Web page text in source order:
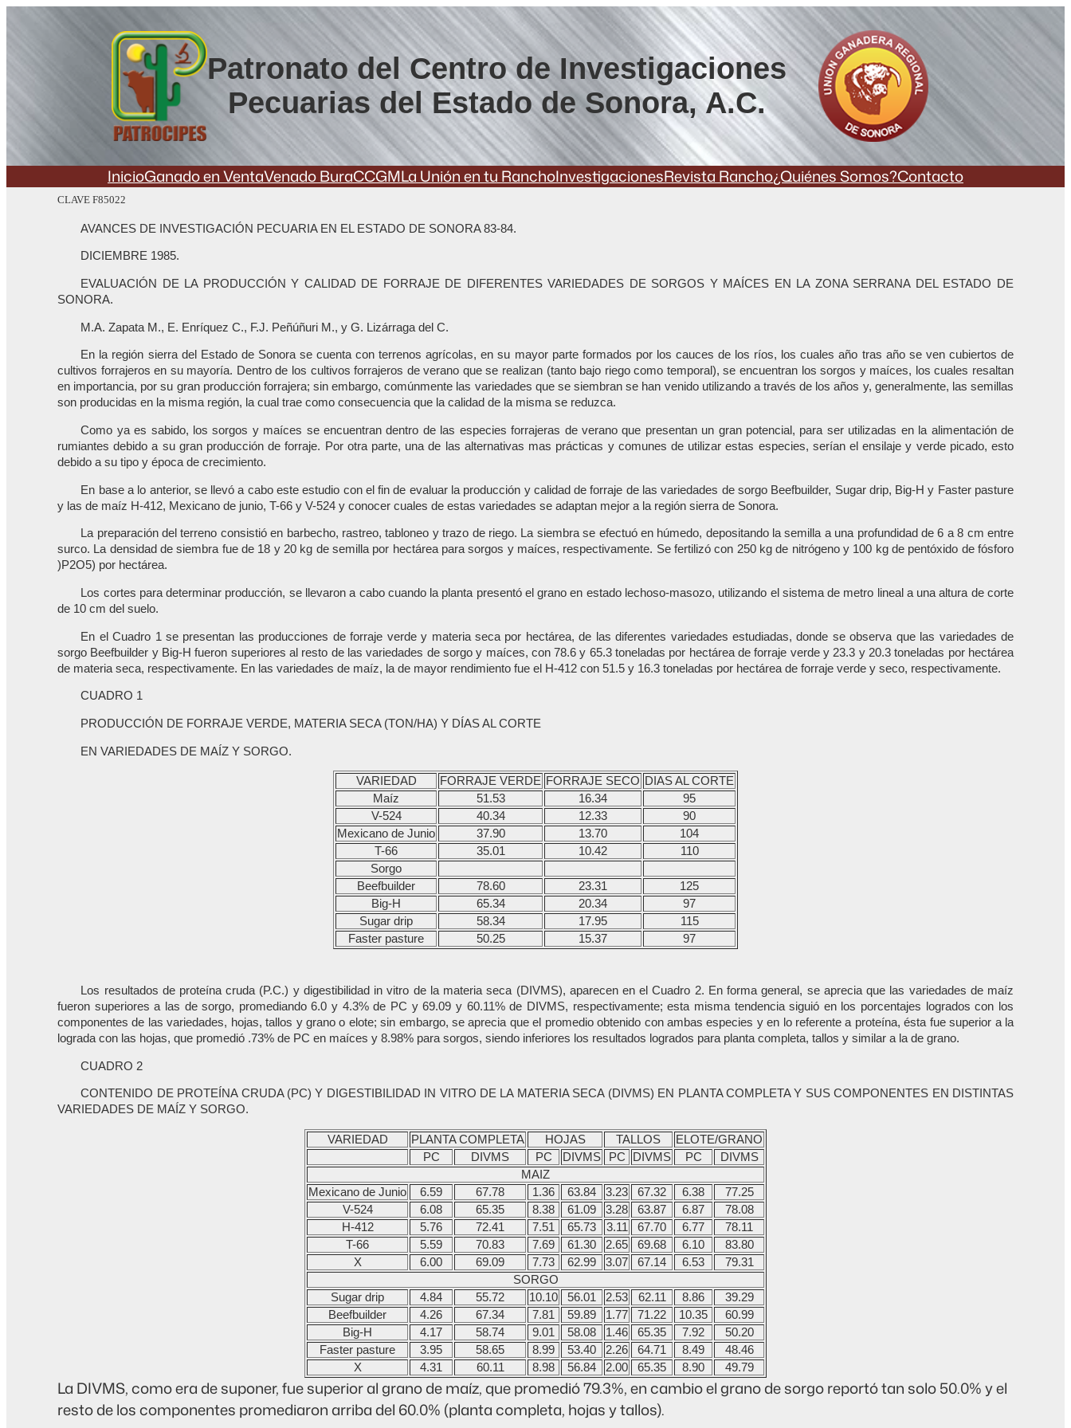
Patronato del Centro de Investigaciones
Pecuarias del Estado de Sonora, A.C.
InicioGanado en VentaVenado BuraCCGMLa Unión en tu RanchoInvestigacionesRevista Rancho¿Quiénes Somos?Contacto
CLAVE F85022
AVANCES DE INVESTIGACIÓN PECUARIA EN EL ESTADO DE SONORA 83-84.
DICIEMBRE 1985.
EVALUACIÓN DE LA PRODUCCIÓN Y CALIDAD DE FORRAJE DE DIFERENTES VARIEDADES DE SORGOS Y MAÍCES EN LA ZONA SERRANA DEL ESTADO DE
SONORA.
M.A. Zapata M., E. Enríquez C., F.J. Peñúñuri M., y G. Lizárraga del C.
En la región sierra del Estado de Sonora se cuenta con terrenos agrícolas, en su mayor parte formados por los cauces de los ríos, los cuales año tras año se ven cubiertos de
cultivos forrajeros en su mayoría. Dentro de los cultivos forrajeros de verano que se realizan (tanto bajo riego como temporal), se encuentran los sorgos y maíces, los cuales resaltan
en importancia, por su gran producción forrajera; sin embargo, comúnmente las variedades que se siembran se han venido utilizando a través de los años y, generalmente, las semillas
son producidas en la misma región, la cual trae como consecuencia que la calidad de la misma se reduzca.
Como ya es sabido, los sorgos y maíces se encuentran dentro de las especies forrajeras de verano que presentan un gran potencial, para ser utilizadas en la alimentación de
rumiantes debido a su gran producción de forraje. Por otra parte, una de las alternativas mas prácticas y comunes de utilizar estas especies, serían el ensilaje y verde picado, esto
debido a su tipo y época de crecimiento.
En base a lo anterior, se llevó a cabo este estudio con el fin de evaluar la producción y calidad de forraje de las variedades de sorgo Beefbuilder, Sugar drip, Big-H y Faster pasture
y las de maíz H-412, Mexicano de junio, T-66 y V-524 y conocer cuales de estas variedades se adaptan mejor a la región sierra de Sonora.
La preparación del terreno consistió en barbecho, rastreo, tabloneo y trazo de riego. La siembra se efectuó en húmedo, depositando la semilla a una profundidad de 6 a 8 cm entre
surco. La densidad de siembra fue de 18 y 20 kg de semilla por hectárea para sorgos y maíces, respectivamente. Se fertilizó con 250 kg de nitrógeno y 100 kg de pentóxido de fósforo
)P2O5) por hectárea.
Los cortes para determinar producción, se llevaron a cabo cuando la planta presentó el grano en estado lechoso-masozo, utilizando el sistema de metro lineal a una altura de corte
de 10 cm del suelo.
En el Cuadro 1 se presentan las producciones de forraje verde y materia seca por hectárea, de las diferentes variedades estudiadas, donde se observa que las variedades de
sorgo Beefbuilder y Big-H fueron superiores al resto de las variedades de sorgo y maíces, con 78.6 y 65.3 toneladas por hectárea de forraje verde y 23.3 y 20.3 toneladas por hectárea
de materia seca, respectivamente. En las variedades de maíz, la de mayor rendimiento fue el H-412 con 51.5 y 16.3 toneladas por hectárea de forraje verde y seco, respectivamente.
CUADRO 1
PRODUCCIÓN DE FORRAJE VERDE, MATERIA SECA (TON/HA) Y DÍAS AL CORTE
EN VARIEDADES DE MAÍZ Y SORGO.
VARIEDAD FORRAJE VERDE FORRAJE SECO DIAS AL CORTE
Maíz
51.53 16.34
95
V-524
40.34 12.33
90
Mexicano de Junio
37.90 13.70
104
T-66
35.01 10.42
110
Sorgo
Beefbuilder
78.60 23.31
125
Big-H
65.34 20.34
97
Sugar drip
58.34 17.95
115
Faster pasture
50.25 15.37 97
Los resultados de proteína cruda (P.C.) y digestibilidad in vitro de la materia seca (DIVMS), aparecen en el Cuadro 2. En forma general, se aprecia que las variedades de maíz
fueron superiores a las de sorgo, promediando 6.0 y 4.3% de PC y 69.09 y 60.11% de DIVMS, respectivamente; esta misma tendencia siguió en los porcentajes logrados con los
componentes de las variedades, hojas, tallos y grano o elote; sin embargo, se aprecia que el promedio obtenido con ambas especies y en lo referente a proteína, ésta fue superior a la
lograda con las hojas, que promedió .73% de PC en maíces y 8.98% para sorgos, siendo inferiores los resultados logrados para planta completa, tallos y similar a la de grano.
CUADRO 2
CONTENIDO DE PROTEÍNA CRUDA (PC) Y DIGESTIBILIDAD IN VITRO DE LA MATERIA SECA (DIVMS) EN PLANTA COMPLETA Y SUS COMPONENTES EN DISTINTAS
VARIEDADES DE MAÍZ Y SORGO.
VARIEDAD PLANTA COMPLETA HOJAS TALLOS
ELOTE/GRANO
PC
DIVMS PC DIVMS PC DIVMS PC
DIVMS
MAIZ
Mexicano de Junio
6.59 67.78 1.36 63.84 3.23 67.32 6.38
77.25
V-524
6.08 65.35 8.38 61.09 3.28 63.87 6.87
78.08
H-412
5.76 72.41 7.51 65.73 3.11 67.70 6.77
78.11
T-66
5.59 70.83 7.69 61.30 2.65 69.68 6.10
83.80
X
6.00 69.09 7.73 62.99 3.07 67.14 6.53
79.31
SORGO
Sugar drip
4.84 55.72 10.10 56.01 2.53 62.11 8.86
39.29
Beefbuilder
4.26 67.34 7.81 59.89 1.77 71.22 10.35
60.99
Big-H
4.17 58.74 9.01 58.08 1.46 65.35 7.92
50.20
Faster pasture
3.95 58.65 8.99 53.40 2.26 64.71 8.49
48.46
X
4.31 60.11 8.98 56.84 2.00 65.35 8.90 49.79
La DIVMS, como era de suponer, fue superior al grano de maíz, que promedió 79.3%, en cambio el grano de sorgo reportó tan solo 50.0% y el
resto de los componentes promediaron arriba del 60.0% (planta completa, hojas y tallos).